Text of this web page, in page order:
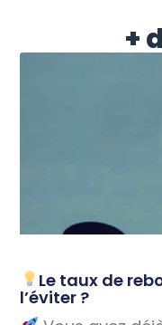
+
Le taux de
l’éviter ?